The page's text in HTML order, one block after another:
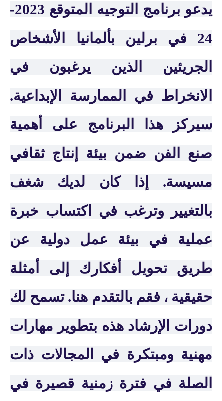
يدعو برنامج التوجيه المتوقع 2023-
24 في برلين بألمانيا الأشخاص
الجريئين الذين يرغبون في
الانخراط في الممارسة الإبداعية.
سيركز هذا البرنامج على أهمية
صنع الفن ضمن بيئة إنتاج ثقافي
مسيسة. إذا كان لديك شغف
بالتغيير وترغب في اكتساب خبرة
عملية في بيئة عمل دولية عن
طريق تحويل أفكارك إلى أمثلة
حقيقية ، فقم بالتقدم هنا. تسمح لك
دورات الإرشاد هذه بتطوير مهارات
مهنية ومبتكرة في المجالات ذات
الصلة في فترة زمنية قصيرة في